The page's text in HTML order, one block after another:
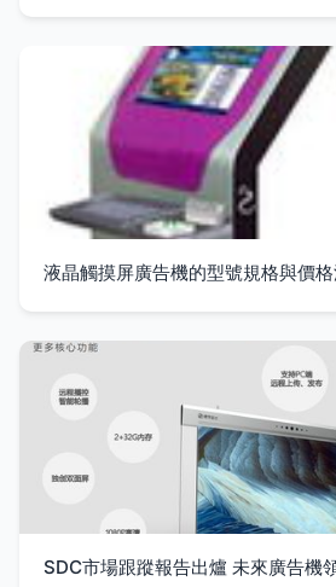
液晶觸摸屏廣告機的型號規格與價
SDC市場跟蹤報告出爐 未來廣告機